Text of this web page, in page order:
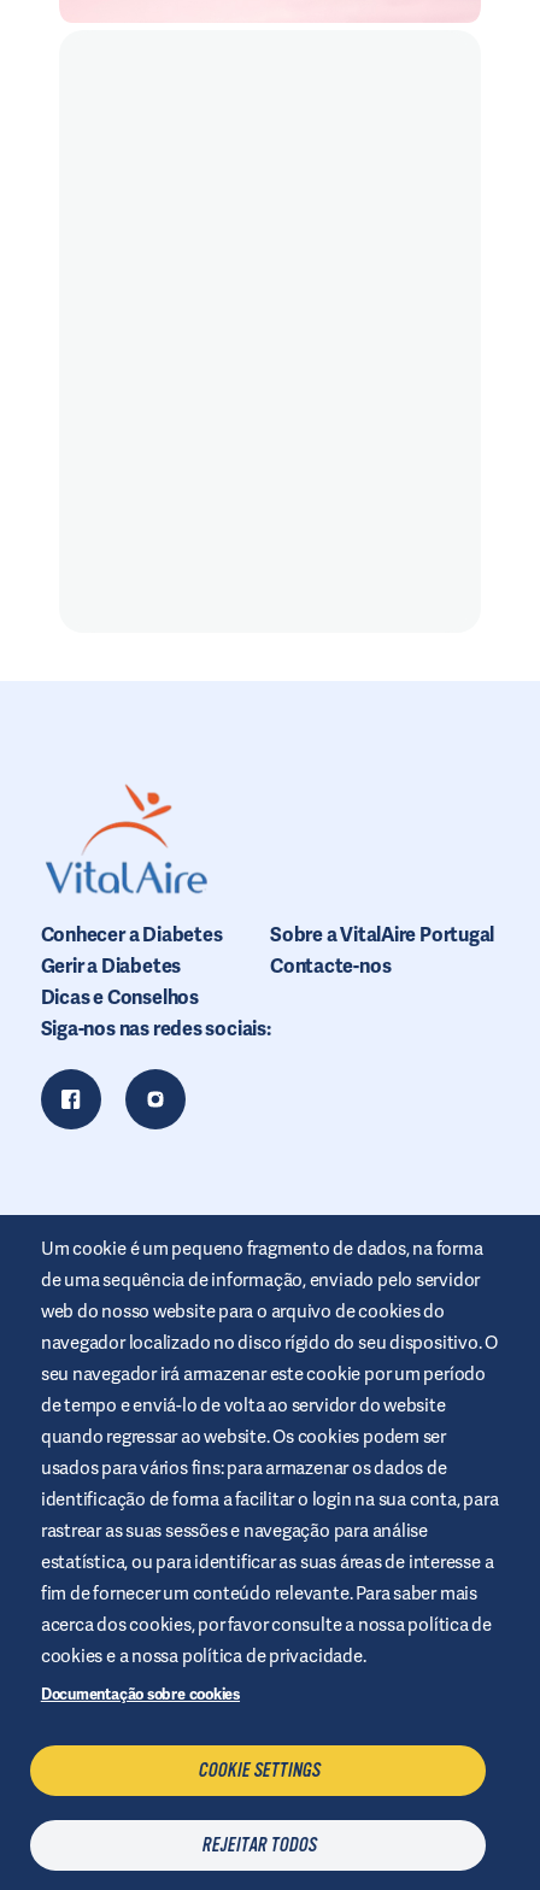
Conhecer a Diabetes
Gerir a Diabetes
Dicas e Conselhos
Sobre a VitalAire Portugal
Contacte-nos
Siga-nos nas redes sociais:
Este website é disponibilizado pela Air Liquide Healthcare para
informar e ajudar as pessoas com diabetes. O seu intuito é
meramente informativo e não substitui as recomendações
médicas. Consulte sempre o seu profissional de saúde.
Termos e condições do website
Política de privacidade
Cookies
Aviso Legal
Mapa do site
Gerir cookies
Um cookie é um pequeno fragmento de dados, na forma
de uma sequência de informação, enviado pelo servidor
web do nosso website para o arquivo de cookies do
navegador localizado no disco rígido do seu dispositivo. O
seu navegador irá armazenar este cookie por um período
de tempo e enviá-lo de volta ao servidor do website
quando regressar ao website. Os cookies podem ser
usados para vários fins: para armazenar os dados de
identificação de forma a facilitar o login na sua conta, para
rastrear as suas sessões e navegação para análise
estatística, ou para identificar as suas áreas de interesse a
fim de fornecer um conteúdo relevante. Para saber mais
acerca dos cookies, por favor consulte a nossa política de
cookies e a nossa política de privacidade.
Documentação sobre cookies
COOKIE SETTINGS
REJEITAR TODOS